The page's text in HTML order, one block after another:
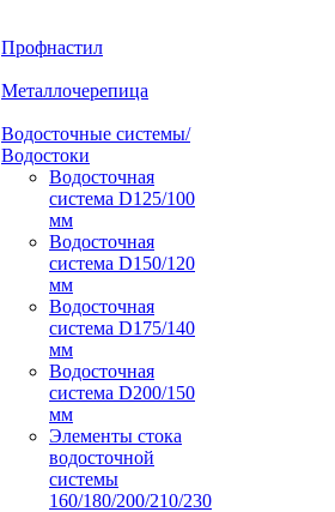
Профнастил
Металлочерепица
Водосточные системы/
Водостоки
Водосточная
система D125/100
мм
Водосточная
система D150/120
мм
Водосточная
система D175/140
мм
Водосточная
система D200/150
мм
Элементы стока
водосточной
системы
160/180/200/210/230